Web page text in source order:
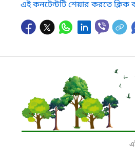
এই কনটেন্টটি শেয়ার করতে